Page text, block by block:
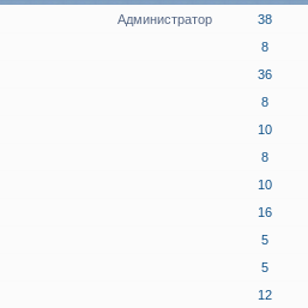
Администратор 38
8
36
8
10
8
10
16
5
5
12